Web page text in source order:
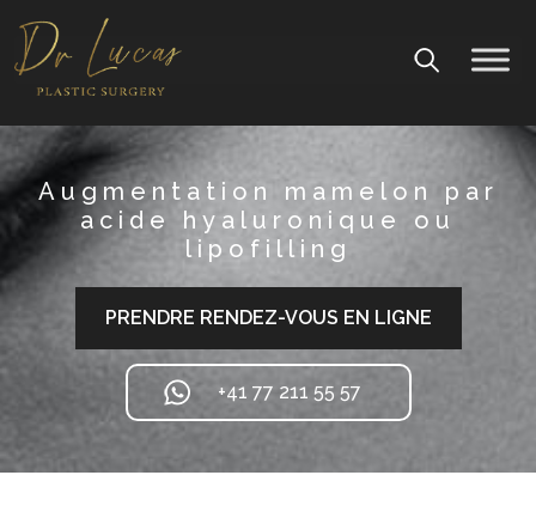
Augmentation mamelon par
acide hyaluronique ou
lipofilling
PRENDRE RENDEZ-VOUS EN LIGNE
+41 77 211 55 57